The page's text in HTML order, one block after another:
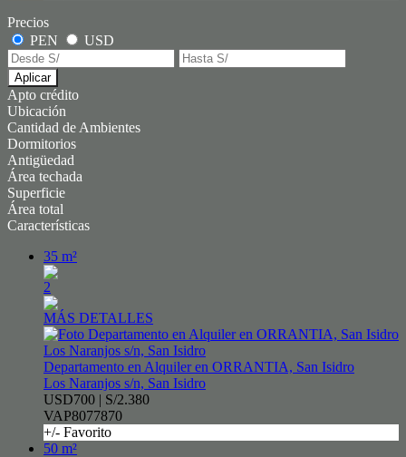
Precios
PEN
USD
Aplicar
Apto crédito
Ubicación
Cantidad de Ambientes
Dormitorios
Antigüedad
Área techada
Superficie
Área total
Características
35 m²
2
MÁS DETALLES
Departamento en Alquiler en ORRANTIA, San Isidro
Los Naranjos s/n, San Isidro
USD700 | S/2.380
VAP8077870
+/- Favorito
50 m²